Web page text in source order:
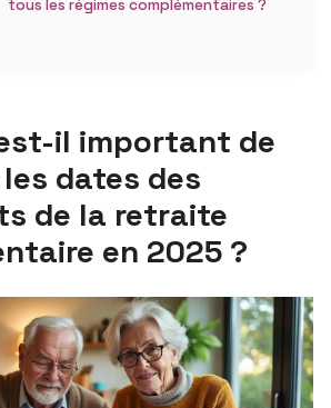
tous les régimes complémentaires ?
il important de
dates des
de la retraite
en 2025 ?